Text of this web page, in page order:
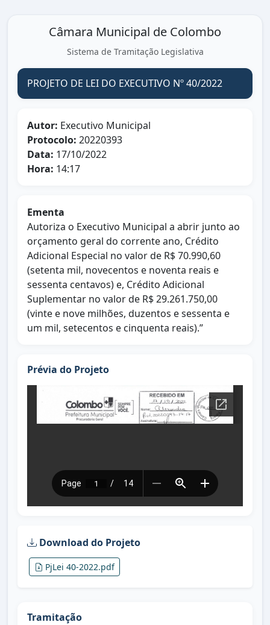
Câmara Municipal de Colombo
Sistema de Tramitação Legislativa
PROJETO DE LEI DO EXECUTIVO Nº 40/2022
Autor: Executivo Municipal
Protocolo: 20220393
Data: 17/10/2022
Hora: 14:17
Ementa
Autoriza o Executivo Municipal a abrir junto ao
orçamento geral do corrente ano, Crédito
Adicional Especial no valor de R$ 70.990,60
(setenta mil, novecentos e noventa reais e
sessenta centavos) e, Crédito Adicional
Suplementar no valor de R$ 29.261.750,00
(vinte e nove milhões, duzentos e sessenta e
um mil, setecentos e cinquenta reais).”
Prévia do Projeto
Download do Projeto
PjLei 40-2022.pdf
Tramitação